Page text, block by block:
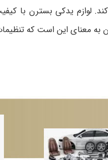
لوازم یدکی بسترن با
به معنای این است که